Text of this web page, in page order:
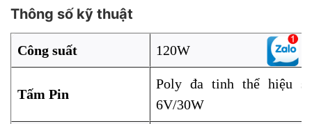
Thông số kỹ thuật
Công suất 120W
Tấm Pin
Poly đa tinh thể hiệu
6V/30W